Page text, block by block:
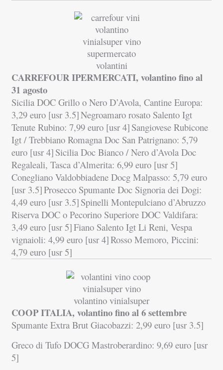
CARREFOUR IPERMERCATI, volantino fino al
31 agosto
Sicilia DOC Grillo o Nero D’Avola, Cantine Europa:
3,29 euro [usr 3.5]Negroamaro rosato Salento Igt
Tenute Rubino: 7,99 euro [usr 4] Sangiovese Rubicone
Igt / Trebbiano Romagna Doc San Patrignano: 5,79
euro [usr 4] Sicilia Doc Bianco / Nero d’Avola Doc
Regaleali, Tasca d’Almerita: 6,99 euro [usr 5]
Conegliano Valdobbiadene Docg Malpasso: 5,79 euro
[usr 3.5]Prosecco Spumante Doc Signoria dei Dogi:
4,49 euro [usr 3.5] Spinelli Montepulciano d’Abruzzo
Riserva DOC o Pecorino Superiore DOC Valdifara:
3,49 euro [usr 5]Fiano Salento Igt Li Reni, Vespa
vignaioli: 4,99 euro [usr 4]Rosso Memoro, Piccini:
4,79 euro [usr 5]
COOP ITALIA, volantino fino al 6 settembre
Spumante Extra Brut Giacobazzi: 2,99 euro [usr 3.5]
Greco di Tufo DOCG Mastroberardino: 9,69 euro [usr
5]